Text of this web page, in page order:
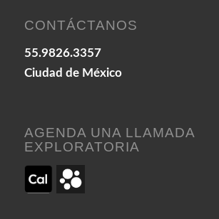
CONTÁCTANOS
55.9826.3357
Ciudad de México
AGENDA UNA LLAMADA
EXPLORATORIA